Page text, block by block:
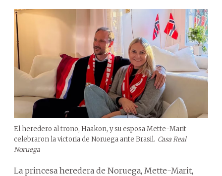
El heredero al trono, Haakon, y su esposa Mette-Marit
celebraron la victoria de Noruega ante Brasil. Casa Real
Noruega
La princesa heredera de Noruega, Mette-Marit,